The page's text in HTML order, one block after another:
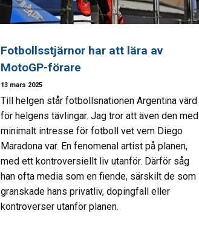
Fotbollsstjärnor har att lära av
MotoGP-förare
13 mars 2025
Till helgen står fotbollsnationen Argentina värd
för helgens tävlingar. Jag tror att även den med
minimalt intresse för fotboll vet vem Diego
Maradona var. En fenomenal artist på planen,
med ett kontroversiellt liv utanför. Därför såg
han ofta media som en fiende, särskilt de som
granskade hans privatliv, dopingfall eller
kontroverser utanför planen.